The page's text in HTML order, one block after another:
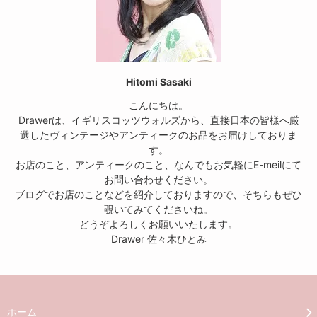
Hitomi Sasaki
こんにちは。
Drawerは、イギリスコッツウォルズから、直接日本の皆様へ厳
選したヴィンテージやアンティークのお品をお届けしておりま
す。
お店のこと、アンティークのこと、なんでもお気軽にE-meilにて
お問い合わせください。
ブログでお店のことなどを紹介しておりますので、そちらもぜひ
覗いてみてくださいね。
どうぞよろしくお願いいたします。
Drawer 佐々木ひとみ
ホーム